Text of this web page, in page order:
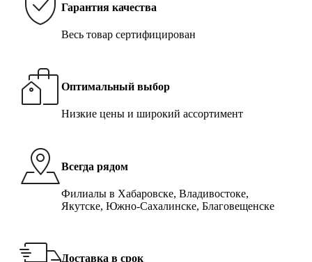
Гарантия качества
Весь товар сертифицирован
Оптимальный выбор
Низкие цены и широкий ассортимент
Всегда рядом
Филиалы в Хабаровске, Владивостоке,
Якутске, Южно-Сахалинске, Благовещенске
Доставка в срок